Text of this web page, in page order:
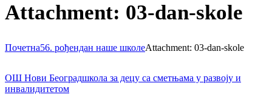
Attachment: 03-dan-skole
Почетна56. рођендан наше школеAttachment: 03-dan-skole
ОШ Нови Београдшкола за децу са сметњама у развоју и
инвалидитетом